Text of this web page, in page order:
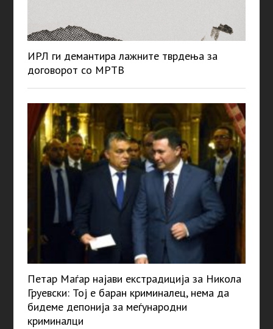
ИРЛ ги демантира лажните тврдења за
договорот со МРТВ
Петар Маѓар најави екстрадиција за Никола
Груевски: Тој е баран криминалец, нема да
бидеме депонија за меѓународни
криминалци